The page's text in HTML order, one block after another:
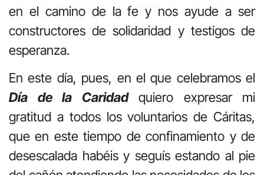
en el camino de la fe y nos ayude a ser
constructores de solidaridad y testigos de
esperanza.
En este día, pues, en el que celebramos el
Día de la Caridadquiero expresar mi
gratitud a todos los voluntarios de Cáritas,
que en este tiempo de confinamiento y de
desescalada habéis y seguís estando al pie